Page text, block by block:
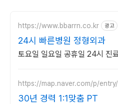
https://www.bbarrn.co.kr 광고
24시 빠른병원 정형외과
토요일 일요일 공휴일 24시 진
https://map.naver.com/p/
30년 경력 1:1맞춤 PT